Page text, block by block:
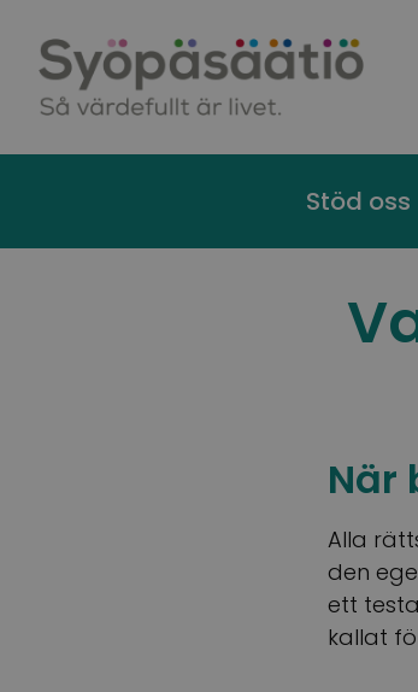
Stöd oss
När
Alla
den
ett
kallat